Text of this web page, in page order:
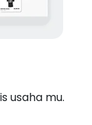
usaha mu.